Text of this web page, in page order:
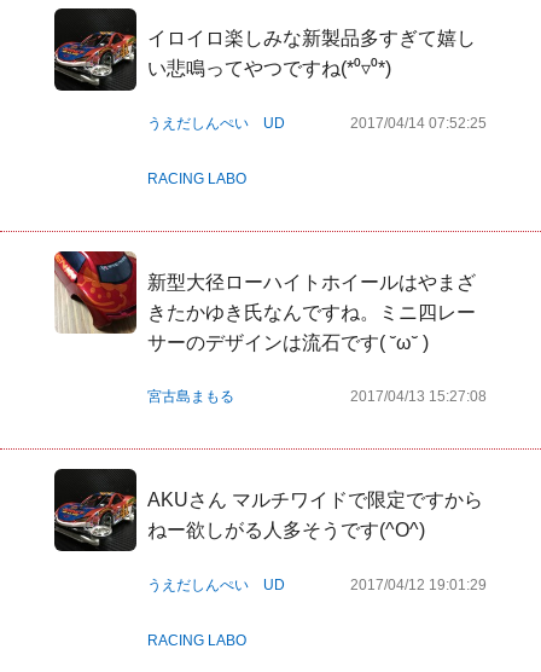
イロイロ楽しみな新製品多すぎて嬉し
い悲鳴ってやつですね(*⁰▿⁰*)
うえだしんぺい UD
RACING LABO
2017/04/14 07:52:25
新型大径ローハイトホイールはやまざ
きたかゆき氏なんですね。ミニ四レー
サーのデザインは流石です( ˘ω˘ )
宮古島まもる 2017/04/13 15:27:08
AKUさん マルチワイドで限定ですから
ねー欲しがる人多そうです(^O^)
うえだしんぺい UD
RACING LABO
2017/04/12 19:01:29